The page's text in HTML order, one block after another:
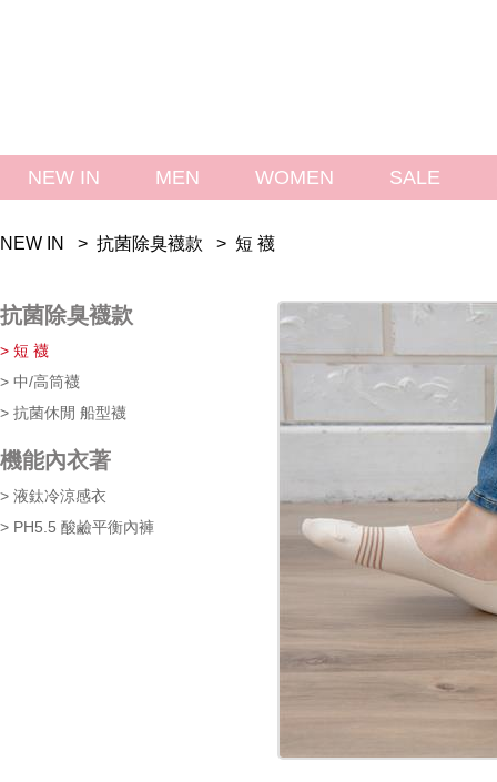
NEW IN MEN WOMEN SALE
NEW IN > 抗菌除臭襪款 > 短 襪
抗菌除臭襪款
> 短 襪
> 中/高筒襪
> 抗菌休閒 船型襪
機能內衣著
> 液鈦冷涼感衣
> PH5.5 酸鹼平衡內褲